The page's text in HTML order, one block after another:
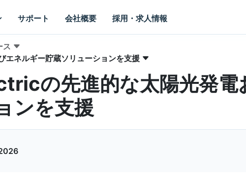
サポート 会社概要 採用・求人情報
ス
ネルギー貯蔵ソリューションを支援
の先進的な太陽光発電
ンを支援